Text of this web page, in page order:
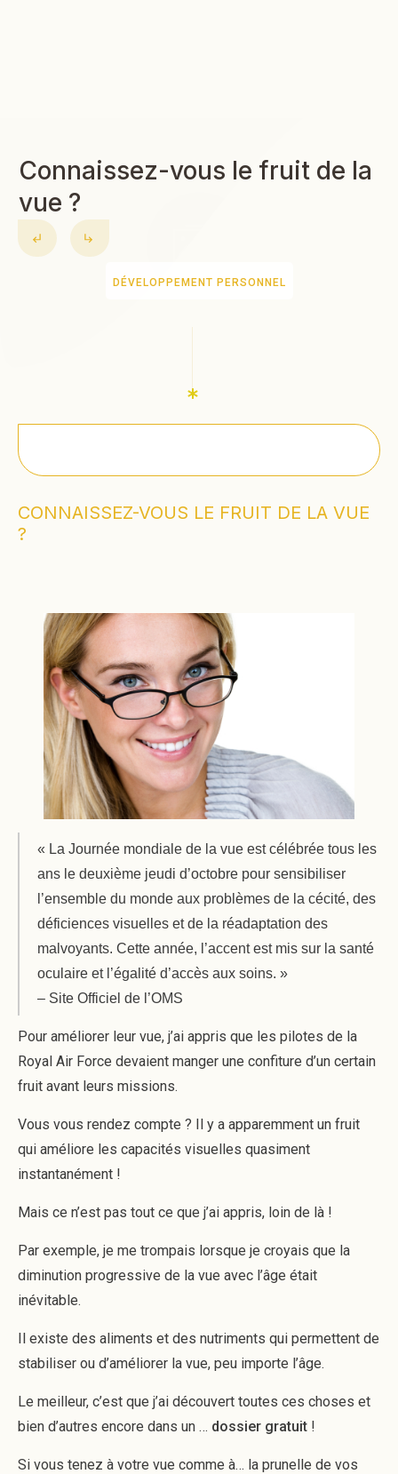
Connaissez-vous le fruit de la
vue ?
DÉVELOPPEMENT PERSONNEL
CONNAISSEZ-VOUS LE FRUIT DE LA VUE
?
« La Journée mondiale de la vue est célébrée tous les
ans le deuxième jeudi d’octobre pour sensibiliser
l’ensemble du monde aux problèmes de la cécité, des
déficiences visuelles et de la réadaptation des
malvoyants. Cette année, l’accent est mis sur la santé
oculaire et l’égalité d’accès aux soins. »
– Site Officiel de l’OMS
Pour améliorer leur vue, j’ai appris que les pilotes de la
Royal Air Force devaient manger une confiture d’un certain
fruit avant leurs missions.
Vous vous rendez compte ? Il y a apparemment un fruit
qui améliore les capacités visuelles quasiment
instantanément !
Mais ce n’est pas tout ce que j’ai appris, loin de là !
Par exemple, je me trompais lorsque je croyais que la
diminution progressive de la vue avec l’âge était
inévitable.
Il existe des aliments et des nutriments qui permettent de
stabiliser ou d’améliorer la vue, peu importe l’âge.
Le meilleur, c’est que j’ai découvert toutes ces choses et
bien d’autres encore dans un … dossier gratuit !
Si vous tenez à votre vue comme à… la prunelle de vos